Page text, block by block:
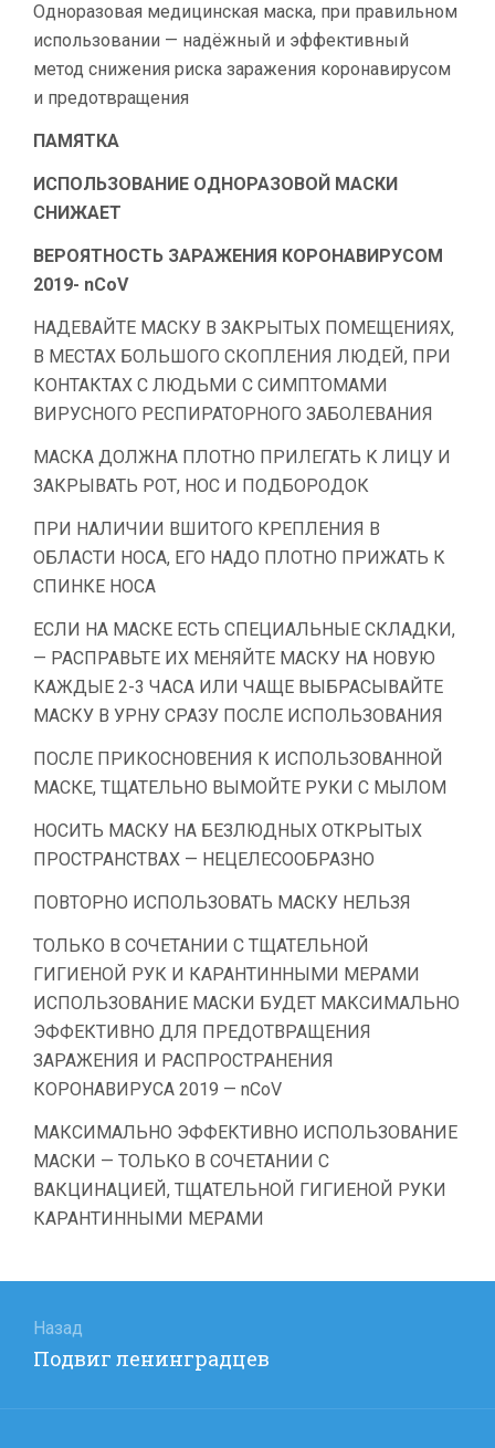
Одноразовая медицинская маска, при правильном
использовании — надёжный и эффективный
метод снижения риска заражения коронавирусом
и предотвращения
ПАМЯТКА
ИСПОЛЬЗОВАНИЕ ОДНОРАЗОВОЙ МАСКИ
СНИЖАЕТ
ВЕРОЯТНОСТЬ ЗАРАЖЕНИЯ КОРОНАВИРУСОМ
2019- nCoV
НАДЕВАЙТЕ МАСКУ В ЗАКРЫТЫХ ПОМЕЩЕНИЯХ,
В МЕСТАХ БОЛЬШОГО СКОПЛЕНИЯ ЛЮДЕЙ, ПРИ
КОНТАКТАХ С ЛЮДЬМИ С СИМПТОМАМИ
ВИРУСНОГО РЕСПИРАТОРНОГО ЗАБОЛЕВАНИЯ
МАСКА ДОЛЖНА ПЛОТНО ПРИЛЕГАТЬ К ЛИЦУ И
ЗАКРЫВАТЬ РОТ, НОС И ПОДБОРОДОК
ПРИ НАЛИЧИИ ВШИТОГО КРЕПЛЕНИЯ В
ОБЛАСТИ НОСА, ЕГО НАДО ПЛОТНО ПРИЖАТЬ К
СПИНКЕ НОСА
ЕСЛИ НА МАСКЕ ЕСТЬ СПЕЦИАЛЬНЫЕ СКЛАДКИ,
— РАСПРАВЬТЕ ИХ МЕНЯЙТЕ МАСКУ НА НОВУЮ
КАЖДЫЕ 2-3 ЧАСА ИЛИ ЧАЩЕ ВЫБРАСЫВАЙТЕ
МАСКУ В УРНУ СРАЗУ ПОСЛЕ ИСПОЛЬЗОВАНИЯ
ПОСЛЕ ПРИКОСНОВЕНИЯ К ИСПОЛЬЗОВАННОЙ
МАСКЕ, ТЩАТЕЛЬНО ВЫМОЙТЕ РУКИ С МЫЛОМ
НОСИТЬ МАСКУ НА БЕЗЛЮДНЫХ ОТКРЫТЫХ
ПРОСТРАНСТВАХ — НЕЦЕЛЕСООБРАЗНО
ПОВТОРНО ИСПОЛЬЗОВАТЬ МАСКУ НЕЛЬЗЯ
ТОЛЬКО В СОЧЕТАНИИ С ТЩАТЕЛЬНОЙ
ГИГИЕНОЙ РУК И КАРАНТИННЫМИ МЕРАМИ
ИСПОЛЬЗОВАНИЕ МАСКИ БУДЕТ МАКСИМАЛЬНО
ЭФФЕКТИВНО ДЛЯ ПРЕДОТВРАЩЕНИЯ
ЗАРАЖЕНИЯ И РАСПРОСТРАНЕНИЯ
КОРОНАВИРУСА 2019 — nCoV
МАКСИМАЛЬНО ЭФФЕКТИВНО ИСПОЛЬЗОВАНИЕ
МАСКИ — ТОЛЬКО В СОЧЕТАНИИ С
ВАКЦИНАЦИЕЙ, ТЩАТЕЛЬНОЙ ГИГИЕНОЙ РУКИ
КАРАНТИННЫМИ МЕРАМИ
по
записям
Назад
Предыдущая
Подвиг ленинградцев